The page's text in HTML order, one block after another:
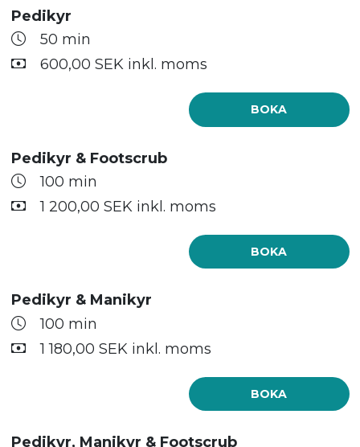
Pedikyr
50 min
600,00 SEK inkl. moms
BOKA
Pedikyr & Footscrub
100 min
1 200,00 SEK inkl. moms
BOKA
Pedikyr & Manikyr
100 min
1 180,00 SEK inkl. moms
BOKA
Pedikyr, Manikyr & Footscrub